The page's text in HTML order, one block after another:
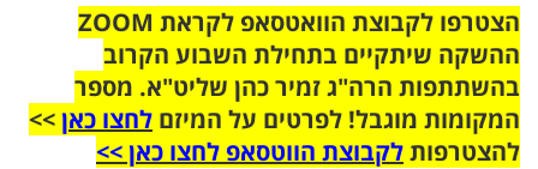
הצטרפו לקבוצת הוואטסאפ לקראת ZOOM
ההשקה שיתקיים בתחילת השבוע הקרוב
בהשתתפות הרה"ג זמיר כהן שליט"א. מספר
המקומות מוגבל! לפרטים על המיזם לחצו כאן>>
להצטרפותלקבוצת הווטסאפ לחצו כאן >>